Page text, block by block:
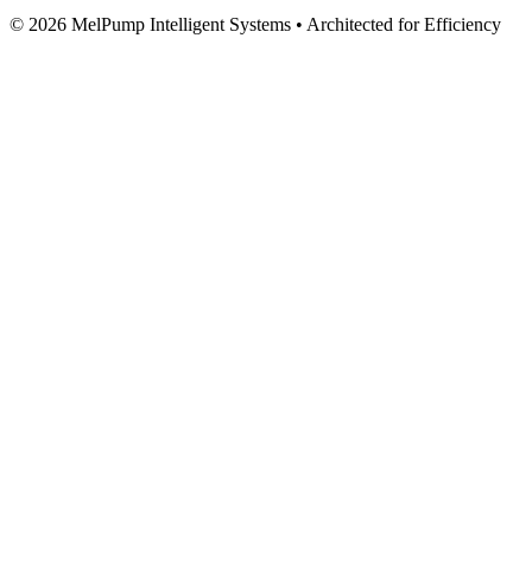
© 2026 MelPump Intelligent Systems • Architected for Efficiency